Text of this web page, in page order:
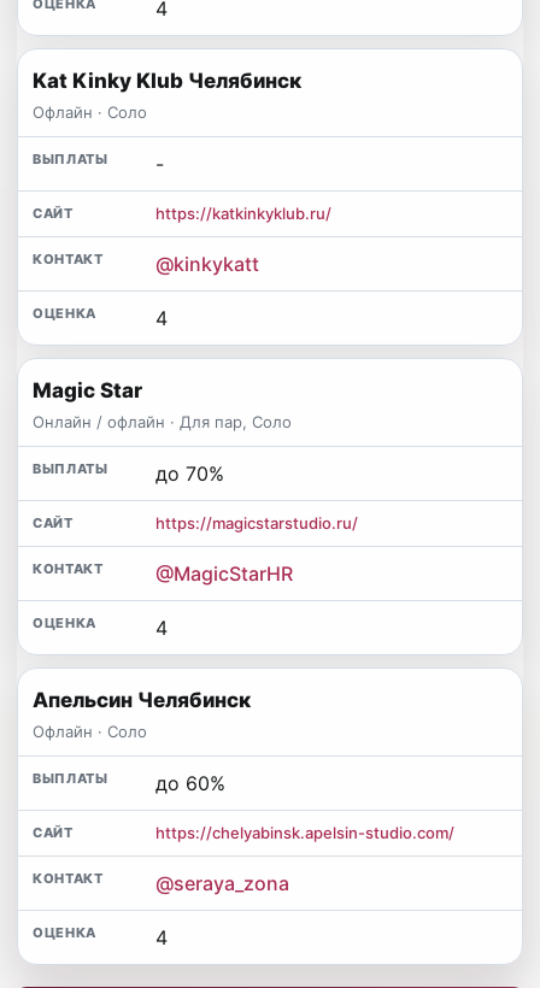
4
Kat Kinky Klub Челябинск
Офлайн · Соло
-
https://katkinkyklub.ru/
@kinkykatt
4
Magic Star
Онлайн / офлайн · Для пар, Соло
до 70%
https://magicstarstudio.ru/
@MagicStarHR
4
Апельсин Челябинск
Офлайн · Соло
до 60%
https://chelyabinsk.apelsin-studio.com/
@seraya_zona
4